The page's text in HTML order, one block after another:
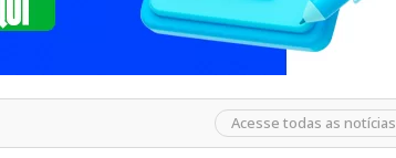
Acesse todas as notícias